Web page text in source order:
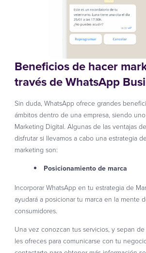
Beneficios de hacer
través de WhatsApp
Sin duda, WhatsApp ofrece grandes
ámbitos dentro de una empresa, siendo
Marketing Digital. Algunas de las ventajas
disfrutar si llevamos a cabo una estrategia
marketing son:
Posicionamiento de marca
Incorporar WhatsApp en tu estrategia de
ayudará a posicionar tu marca en la mente
consumidores.
Una vez conozcan tus servicios, y sepan
les ofreces para comunicarse con tu